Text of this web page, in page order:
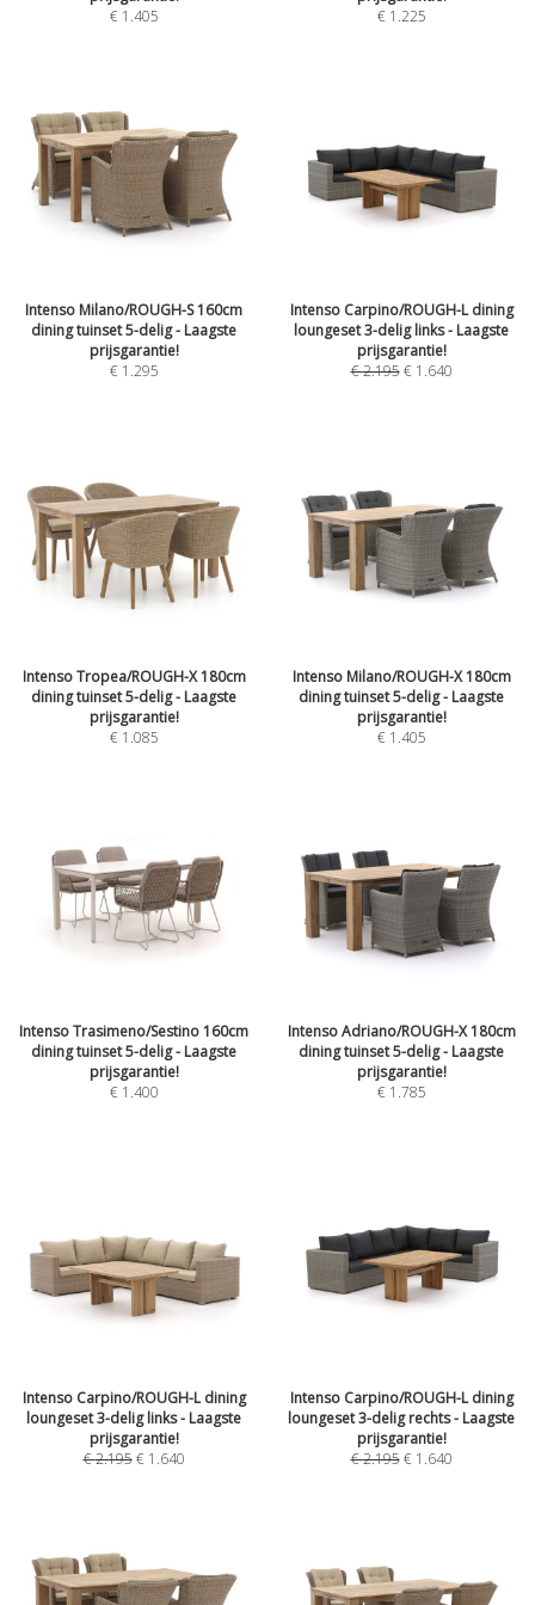
€ 1.405
€ 1.225
Intenso Milano/ROUGH-S 160cm
dining tuinset 5-delig - Laagste
prijsgarantie!
€ 1.295
Intenso Carpino/ROUGH-L dining
loungeset 3-delig links - Laagste
prijsgarantie!
€2.195 € 1.640
Intenso Tropea/ROUGH-X 180cm
dining tuinset 5-delig - Laagste
prijsgarantie!
€ 1.085
Intenso Milano/ROUGH-X 180cm
dining tuinset 5-delig - Laagste
prijsgarantie!
€ 1.405
Intenso Trasimeno/Sestino 160cm
dining tuinset 5-delig - Laagste
prijsgarantie!
€ 1.400
Intenso Adriano/ROUGH-X 180cm
dining tuinset 5-delig - Laagste
prijsgarantie!
€ 1.785
Intenso Carpino/ROUGH-L dining
loungeset 3-delig links - Laagste
prijsgarantie!
€2.195 € 1.640
Intenso Carpino/ROUGH-L dining
loungeset 3-delig rechts - Laagste
prijsgarantie!
€2.195 € 1.640